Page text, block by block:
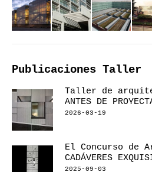
Publicaciones Taller
Taller de
ANTES DE
2026-03-19
El Concurso de
CADÁVERES
2025-09-03